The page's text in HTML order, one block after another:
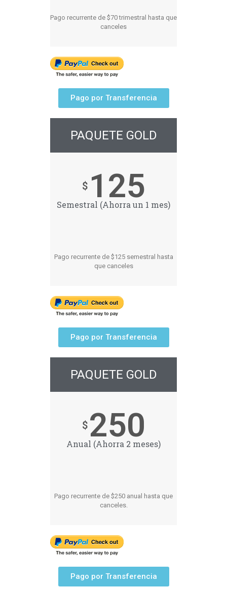
Pago recurrente de $70 trimestral hasta que
canceles
Pago por Transferencia
PAQUETE GOLD
$ 125
Semestral (Ahorra un 1 mes)
Pago recurrente de $125 semestral hasta
que canceles
Pago por Transferencia
PAQUETE GOLD
$ 250
Anual (Ahorra 2 meses)
Pago recurrente de $250 anual hasta que
canceles.
Pago por Transferencia